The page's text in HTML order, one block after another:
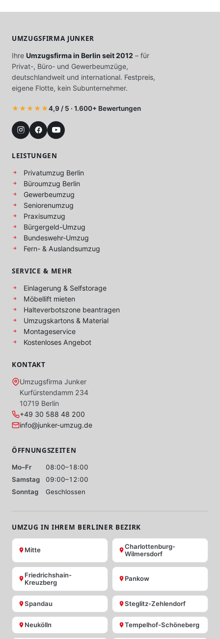
UMZUGSFIRMA JUNKER
Ihre Umzugsfirma in Berlin seit 2012 – für
Privat-, Büro- und Gewerbeumzüge,
deutschlandweit und international. Festpreis,
eigene Flotte, kein Subunternehmer.
★★★★★4,9 / 5 · 1.600+ Bewertungen
LEISTUNGEN
Privatumzug Berlin
Büroumzug Berlin
Gewerbeumzug
Seniorenumzug
Praxisumzug
Bürgergeld-Umzug
Bundeswehr-Umzug
Fern- & Auslandsumzug
SERVICE & MEHR
Einlagerung & Selfstorage
Möbellift mieten
Halteverbotszone beantragen
Umzugskartons & Material
Montageservice
Kostenloses Angebot
KONTAKT
Umzugsfirma Junker
Kurfürstendamm 234
10719 Berlin
+49 30 588 48 200
info@junker-umzug.de
ÖFFNUNGSZEITEN
Mo–Fr
08:00–18:00
Samstag
09:00–12:00
Sonntag
Geschlossen
UMZUG IN IHREM BERLINER BEZIRK
Mitte
Charlottenburg-
Wilmersdorf
Friedrichshain-
Kreuzberg
Pankow
Spandau Steglitz-Zehlendorf
Neukölln Tempelhof-Schöneberg